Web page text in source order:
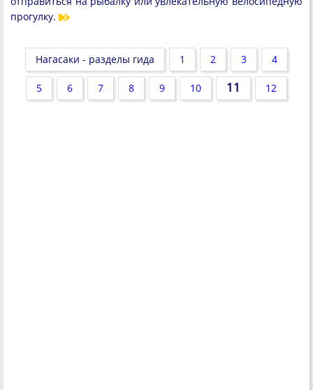
прогулку.
Нагасаки - разделы гида 1 2 3 4
5 6 7 8 9 10 11 12